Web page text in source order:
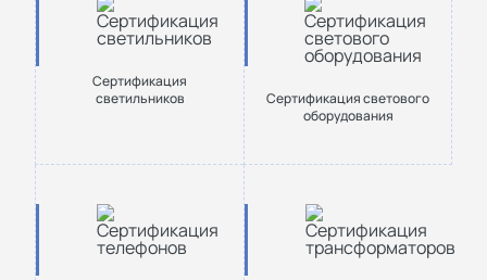
Сертификация
светильников
Сертификация светового
оборудования